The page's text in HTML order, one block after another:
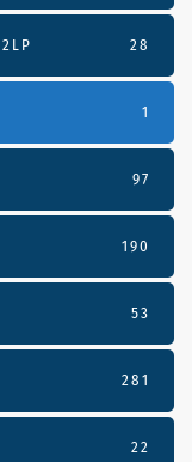
28
1
97
190
53
281
22